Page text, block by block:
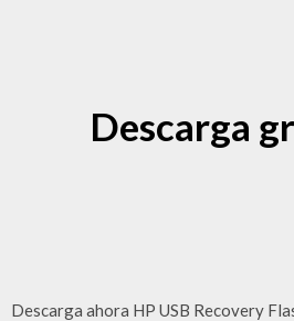
Descarga
Descarga ahora HP USB Recovery